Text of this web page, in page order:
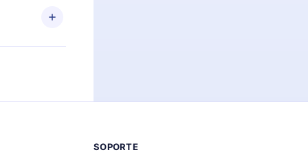
SOPORTE